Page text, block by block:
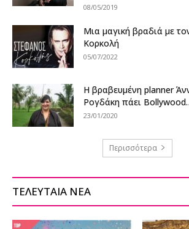
08/05/2019
Μια μαγική βραδιά με
Κορκολή
05/07/2022
Η βραβευμένη planner
Ρογδάκη πάει
23/01/2020
Περισσότερα
ΤΕΛΕΥΤΑΙΑ ΝΕΑ